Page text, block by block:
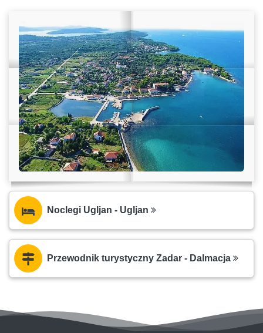
Noclegi Ugljan - Ugljan
Przewodnik turystyczny Zadar - Dalmacja